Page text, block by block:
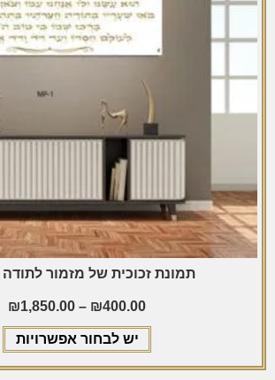
תמונת זכוכית של מזמור לתודה | MP-1
₪400.00
–
₪1,850.00
יש לבחור אפשרויות